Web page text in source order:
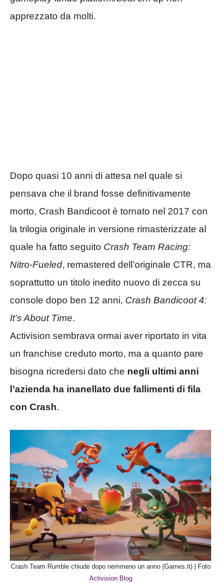
apprezzato da molti.
Dopo quasi 10 anni di attesa nel quale si
pensava che il brand fosse definitivamente
morto, Crash Bandicoot è tornato nel 2017 con
la trilogia originale in versione rimasterizzate al
quale ha fatto seguito Crash Team Racing:
Nitro-Fueled, remastered dell’originale CTR, ma
soprattutto un titolo inedito nuovo di zecca su
console dopo ben 12 anni, Crash Bandicoot 4:
It’s About Time.
Activision sembrava ormai aver riportato in vita
un franchise creduto morto, ma a quanto pare
bisogna ricredersi dato che negli ultimi anni
l’azienda ha inanellato due fallimenti di fila
con Crash.
Crash Team Rumble chiude dopo nemmeno un anno (Games.it) | Foto
Activision Blog